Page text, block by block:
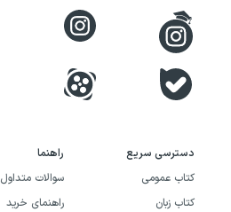
دسترسی سریع
کتاب عمومی
کتاب زبان
راهنما
سوالات متداول
راهنمای خرید